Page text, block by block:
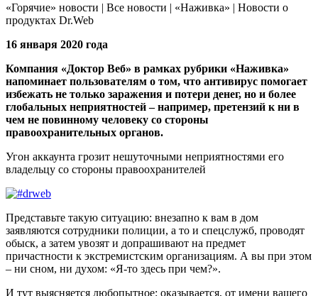
«Горячие» новости | Все новости | «Наживка» | Новости о
продуктах Dr.Web
16 января 2020 года
Компания «Доктор Веб» в рамках рубрики «Наживка»
напоминает пользователям о том, что антивирус помогает
избежать не только заражения и потери денег, но и более
глобальных неприятностей – например, претензий к ни в
чем не повинному человеку со стороны
правоохранительных органов.
Угон аккаунта грозит нешуточными неприятностями его
владельцу со стороны правоохранителей
Представьте такую ситуацию: внезапно к вам в дом
заявляются сотрудники полиции, а то и спецслужб, проводят
обыск, а затем увозят и допрашивают на предмет
причастности к экстремистским организациям. А вы при этом
– ни сном, ни духом: «Я-то здесь при чем?».
И тут выясняется любопытное: оказывается, от имени вашего